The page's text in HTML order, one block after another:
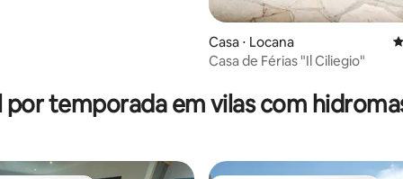
de 5, 125 avaliações
Casa ⋅ Locana
Casa de Férias "Il Ciliegio"
por temporada em vilas com